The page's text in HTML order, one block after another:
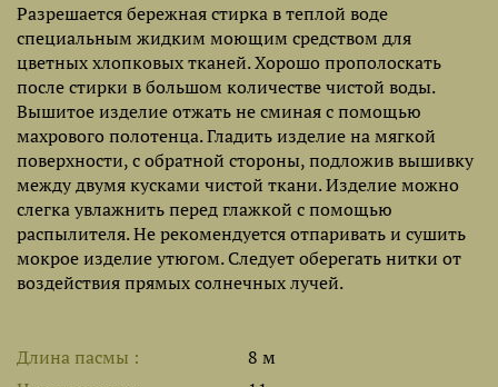
Разрешается бережная стирка в теплой воде
специальным жидким моющим средством для
цветных хлопковых тканей. Хорошо прополоскать
после стирки в большом количестве чистой воды.
Вышитое изделие отжать не сминая с помощью
махрового полотенца. Гладить изделие на мягкой
поверхности, с обратной стороны, подложив вышивку
между двумя кусками чистой ткани. Изделие можно
слегка увлажнить перед глажкой с помощью
распылителя. Не рекомендуется отпаривать и сушить
мокрое изделие утюгом. Следует оберегать нитки от
воздействия прямых солнечных лучей.
Длина пасмы
8 м